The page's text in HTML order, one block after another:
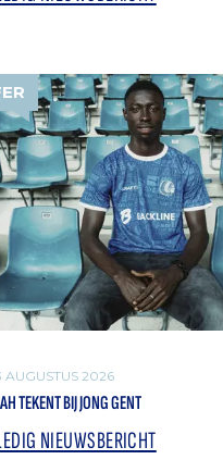
2026
TEKENT BIJ JONG GENT
NIEUWSBERICHT